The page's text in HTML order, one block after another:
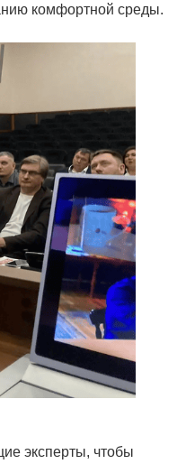
комфортной среды.
эксперты, чтобы